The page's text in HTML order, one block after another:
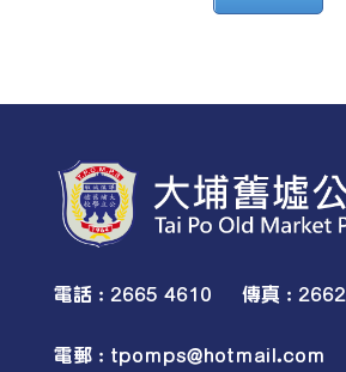
電話 : 2665 4610 傳真 :
電郵 : tpomps@hotmail.com